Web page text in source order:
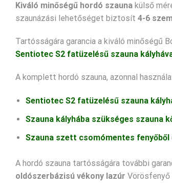
Kiváló minőségű hordó szauna külső
szaunázási lehetőséget biztosít 4-6
Tartósságára garancia a kiváló minőségű
Sentiotec S2 fatüzelésű szauna
A komplett hordó szauna, azonnal
Sentiotec S2 fatüzelésű szauna
Szauna kályhába szükséges szauna
Szauna szett csomómentes fenyőből
A hordó szauna tartósságára további
oldószerbázisú vékony lazúr Vörösfenyő